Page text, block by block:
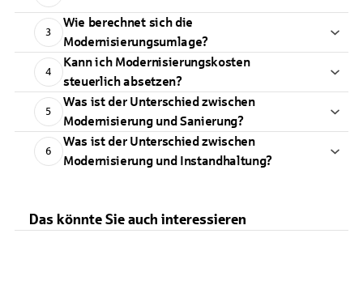
3
Wie berechnet sich die
Modernisierungsumlage?
4
Kann ich Modernisierungskosten
steuerlich absetzen?
5
Was ist der Unterschied zwischen
Modernisierung und Sanierung?
6
Was ist der Unterschied zwischen
Modernisierung und Instandhaltung?
Das könnte Sie auch interessieren